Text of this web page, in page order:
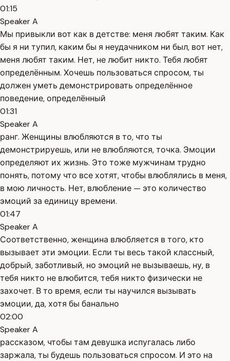
01:15
Speaker A
Мы привыкли вот как в детстве: меня любят таким. Как
бы я ни тупил, каким бы я неудачником ни был, вот нет,
меня любят таким. Нет, не любит никто. Тебя любят
определённым. Хочешь пользоваться спросом, ты
должен уметь демонстрировать определённое
поведение, определённый
01:31
Speaker A
ранг. Женщины влюбляются в то, что ты
демонстрируешь, или не влюбляются, точка. Эмоции
определяют их жизнь. Это тоже мужчинам трудно
понять, потому что все хотят, чтобы влюблялись в меня,
в мою личность. Нет, влюбление — это количество
эмоций за единицу времени.
01:47
Speaker A
Соответственно, женщина влюбляется в того, кто
вызывает эти эмоции. Если ты весь такой классный,
добрый, заботливый, но эмоций не вызываешь, ну, в
тебя никто не влюбится, тебя никто физически не
захочет. В то время, если ты научился вызывать
эмоции, да, хотя бы банально
02:00
Speaker A
рассказом, чтобы там девушка испугалась либо
заржала, ты будешь пользоваться спросом. И это на